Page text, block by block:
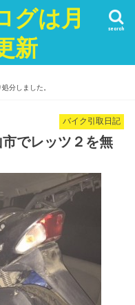
グは月
新
search
分しました。
バイク引取日記
でレッツ２を無